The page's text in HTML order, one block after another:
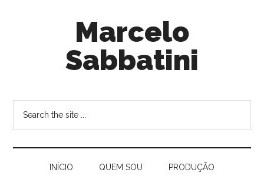
Marcelo
Sabbatini
INÍ­CIO QUEM SOU PRODUÇÃO